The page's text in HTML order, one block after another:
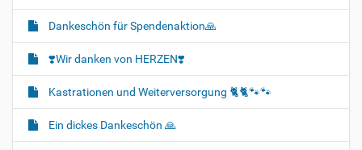
Dankeschön für Spendenaktion🙏
❣️Wir danken von HERZEN❣️
Kastrationen und Weiterversorgung 🐈‍🐈🐾🐾
Ein dickes Dankeschön 🙏